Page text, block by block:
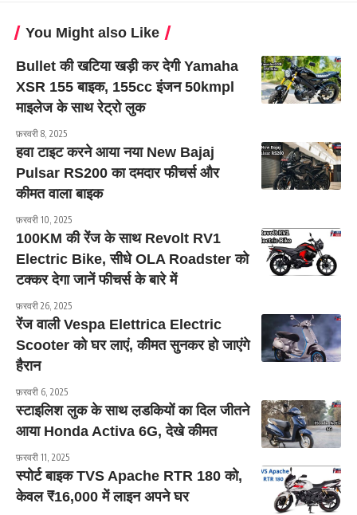
You Might also Like
Bullet की खटिया खड़ी कर देगी Yamaha
XSR 155 बाइक, 155cc इंजन 50kmpl
माइलेज के साथ रेट्रो लुक
फ़रवरी 8, 2025
हवा टाइट करने आया नया New Bajaj
Pulsar RS200 का दमदार फीचर्स और
कीमत वाला बाइक
फ़रवरी 10, 2025
100KM की रेंज के साथ Revolt RV1
Electric Bike, सीधे OLA Roadster को
टक्कर देगा जानें फीचर्स के बारे में
फ़रवरी 26, 2025
रेंज वाली Vespa Elettrica Electric
Scooter को घर लाएं, कीमत सुनकर हो जाएंगे
हैरान
फ़रवरी 6, 2025
स्टाइलिश लुक के साथ ल़डकियों का दिल जीतने
आया Honda Activa 6G, देखे कीमत
फ़रवरी 11, 2025
स्पोर्ट बाइक TVS Apache RTR 180 को,
केवल ₹16,000 में लाइन अपने घर